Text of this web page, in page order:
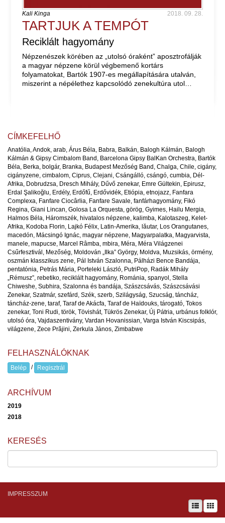
Kali Kinga 2018. 09. 28.
TARTJUK A TEMPÓT
Reciklált hagyomány
Népzenészek körében az „utolsó óraként” aposztrofálják
a magyar népzene körül végbemenő kortárs
folyamatokat, Bartók 1907-es megállapítására utalván,
miszerint a népélethez kapcsolódó zenekultúra utol…
CÍMKEFELHŐ
Anatólia,Andok, arab, Árus Béla, Babra, Balkán, Balogh Kálmán, Balogh
Kálmán & Gipsy Cimbalom Band , Barcelona Gipsy BalKan Orchestra, Bartók
Béla, Berka, bolgár, Branka, Budapest Mezőség Band , Chalga, Chile, cigány,
cigányzene, cimbalom, Ciprus, Clejani, Csángálló, csángó, cumbia, Dél-
Afrika, Dobrudzsa, Dresch Mihály, Dűvő zenekar, Emre Gültekin, Epirusz,
Erdal Şalikoğlu, Erdély, Erdőfű, Erdővidék, Etiópia, etnojazz, Fanfara
Complexa, Fanfare Ciocârlia, Fanfare Savale, fanfárhagyomány, Fikó
Regina, Giani Lincan, Golosa La Orquesta, görög, Gyimes, Hailu Mergia,
Halmos Béla, Háromszék, hivatalos népzene, kalimba, Kalotaszeg, Kelet-
Afrika, Kodoba Florin, Lajkó Félix, Latin-Amerika, lăutar, Los Orangutanes,
macedón, Mácsingó Ignác, magyar népzene, Magyarpalatka, Magyarvista,
manele, mapucse, Marcel Râmba, mbira, Méra, Méra Világzenei
Csűrfesztivál , Mezőség, Moldován „Ilka” György, Moldva, Muzsikás, örmény,
oszmán klasszikus zene, Pál István Szalonna, Pálházi Bence Bandája,
pentatónia, Petrás Mária, Porteleki László, PutriPop, Radák Mihály
„Rémusz”, rebetiko, reciklált hagyomány, Románia, spanyol , Stella
Chiweshe, Subhira, Szalonna és bandája, Szászcsávás, Szászcsávási
Zenekar, Szatmár, szefárd , Szék, szerb, Szilágyság, Szucság, táncház,
táncház-zene, taraf, Taraf de Akácfa, Taraf de Haïdouks, tárogató, Tokos
zenekar, Toni Rudi, török, Tövishát, Tükrös Zenekar, Új Pátria, urbánus folklór,
utolsó óra, Vajdaszentivány, Vardan Hovanissian, Varga István Kiscsipás,
világzene, Zece Prăjini, Zerkula János, Zimbabwe
FELHASZNÁLÓKNAK
Belép / Regisztrál
ARCHÍVUM
2019
2018
KERESÉS
IMPRESSZUM